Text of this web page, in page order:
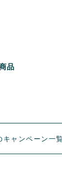
品
キャンペーン一